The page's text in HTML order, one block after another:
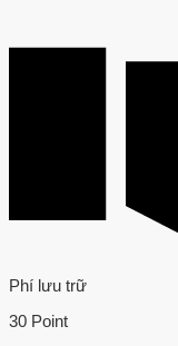
Phí lưu trữ
30 Point